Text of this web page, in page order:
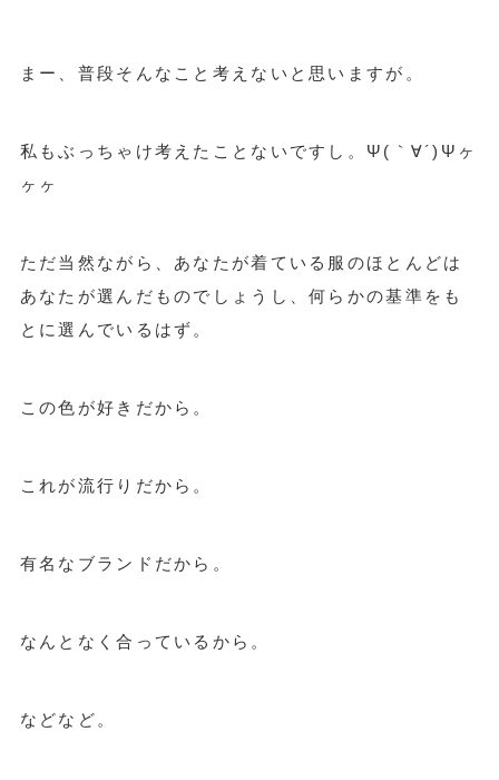
まー、普段そんなこと考えないと思いますが。
私もぶっちゃけ考えたことないですし。Ψ(｀∀´)Ψヶ
ヶヶ
ただ当然ながら、あなたが着ている服のほとんどは
あなたが選んだものでしょうし、何らかの基準をも
とに選んでいるはず。
この色が好きだから。
これが流行りだから。
有名なブランドだから。
なんとなく合っているから。
などなど。